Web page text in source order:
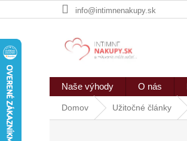
na
info@intimnenakupy.sk
Naše výhody O nás
Domov Užitočné články